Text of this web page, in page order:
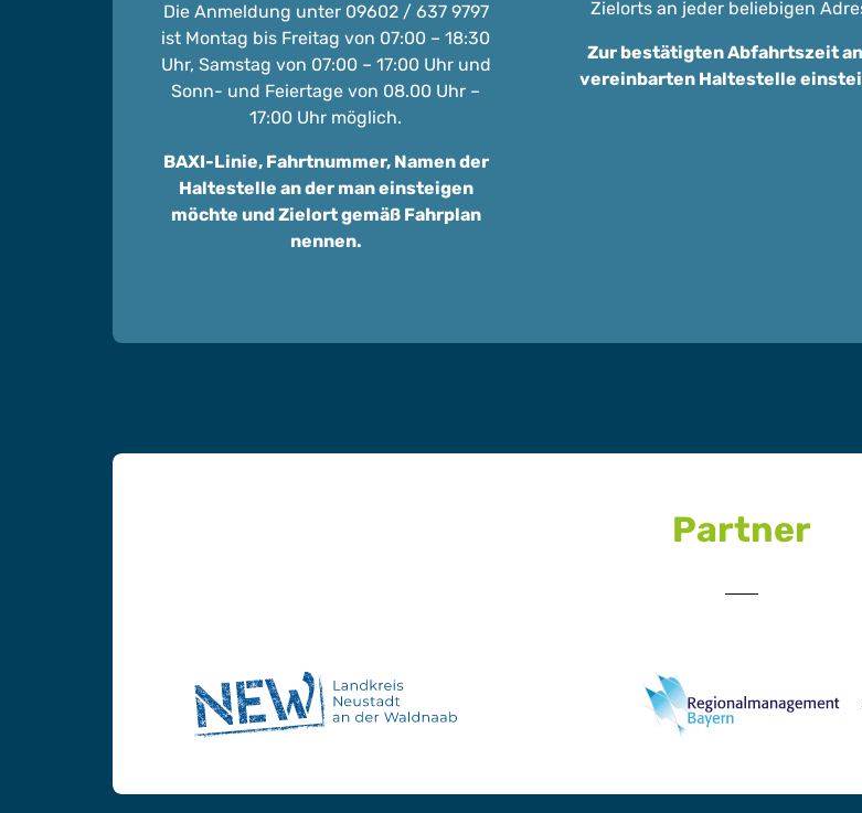
Die Anmeldung unter 09602 / 637 9797
ist Montag bis Freitag von 07:00 – 18:30
Uhr, Samstag von 07:00 – 17:00 Uhr und
Sonn- und Feiertage von 08.00 Uhr –
17:00 Uhr möglich.
BAXI-Linie, Fahrtnummer, Namen der
Haltestelle an der man einsteigen
möchte und Zielort gemäß Fahrplan
nennen.
Zielorts an jeder beliebigen
Zur bestätigten Abfahrtszeit
vereinbarten Haltestelle
Partner